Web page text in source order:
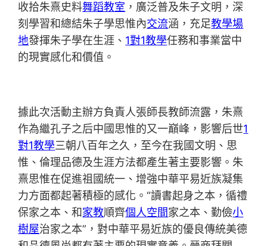
收拾朱熹史料舞蹈教室 ，廣泛普及朱子文明，深
刻學習和總結朱子學思惟內交流涵，充足教學場
地發揮朱子學在生涯、 1對1教學任務和事業當中
的現實感化和價值。
據此次活動主辦方負責人張師長教師流露，朱熹
作為繼孔子之后中國思惟的又一巔峰，影響后世1
對1教學三朝八百年之久，至今在我國文明、思
惟、倫理品德及生涯方法都產生著主要影響。朱
熹思惟在促進祖國統一、增強中華平易近族凝集
力方面都起著積極的感化。“讀書起身之本，循禮
保家之本、和家教順齊個人空間家之本、勤儉小
樹屋治家之本”，對中華平易近族的優良傳統美德